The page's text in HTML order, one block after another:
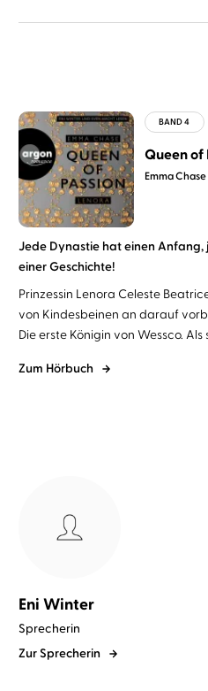
Emma Chase
Queen of
Jede Dynastie hat einen
einer Geschichte!
Prinzessin Lenora Celeste
von Kindesbeinen an darauf
Die erste Königin von Wessco. Als
Zum Hörbuch
Eni Winter
Sprecherin
Zur Sprecherin